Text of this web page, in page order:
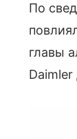
По
главы